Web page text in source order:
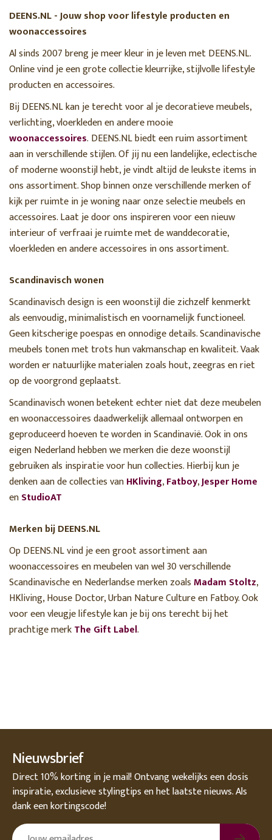
DEENS.NL - Jouw shop voor lifestyle producten en
woonaccessoires
Al sinds 2007 breng je meer kleur in je leven met DEENS.NL.
Online vind je een grote collectie kleurrijke, stijlvolle lifestyle
producten en accessoires.
Bij DEENS.NL kan je terecht voor al je decoratieve meubels,
verlichting, vloerkleden en andere mooie
woonaccessoires. DEENS.NL biedt een ruim assortiment
aan in verschillende stijlen. Of jij nu een landelijke, eclectische
of moderne woonstijl hebt, je vindt altijd de leukste items in
ons assortiment. Shop binnen onze verschillende merken of
kijk per ruimte in je woning naar onze selectie meubels en
accessoires. Laat je door ons inspireren voor een nieuw
interieur of verfraai je ruimte met de wanddecoratie,
vloerkleden en andere accessoires in ons assortiment.
Scandinavisch wonen
Scandinavisch design is een woonstijl die zichzelf kenmerkt
als eenvoudig, minimalistisch en voornamelijk functioneel.
Geen kitscherige poespas en onnodige details. Scandinavische
meubels tonen met trots hun vakmanschap en kwaliteit. Vaak
worden er natuurlijke materialen zoals hout, zeegras en riet
op de voorgrond geplaatst.
Scandinavisch wonen betekent echter niet dat deze meubelen
en woonaccessoires daadwerkelijk allemaal ontworpen en
geproduceerd hoeven te worden in Scandinavië. Ook in ons
eigen Nederland hebben we merken die deze woonstijl
gebruiken als inspiratie voor hun collecties. Hierbij kun je
denken aan de collecties vanHKliving,Fatboy,Jesper Home
enStudioAT
Merken bij DEENS.NL
Op DEENS.NL vind je een groot assortiment aan
woonaccessoires en meubelen van wel 30 verschillende
Scandinavische en Nederlandse merken zoalsMadam Stoltz,
HKliving, House Doctor, Urban Nature Culture en Fatboy. Ook
voor een vleugje lifestyle kan je bij ons terecht bij het
prachtige merkThe Gift Label.
Nieuwsbrief
Direct 10% korting in je mail! Ontvang wekelijks een dosis
inspiratie, exclusieve stylingtips en het laatste nieuws. Als
dank een kortingscode!